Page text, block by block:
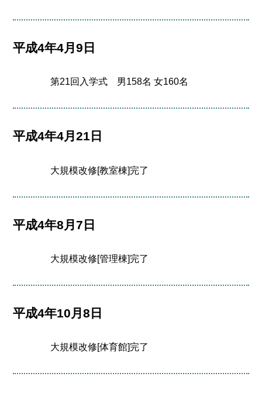
平成4年4月9日
第21回入学式 男158名 女160名
平成4年4月21日
大規模改修[教室棟]完了
平成4年8月7日
大規模改修[管理棟]完了
平成4年10月8日
大規模改修[体育館]完了